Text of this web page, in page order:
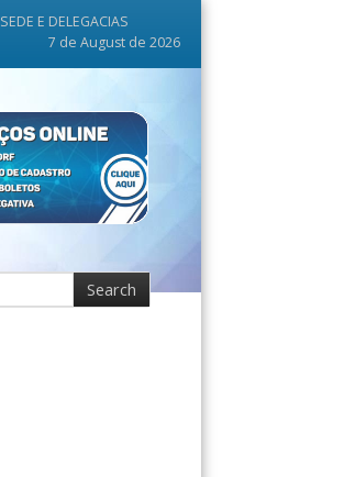
SEDE E DELEGACIAS
7 de August de 2026